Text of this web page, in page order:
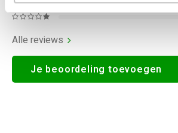
Alle reviews
Je beoordeling toevoegen